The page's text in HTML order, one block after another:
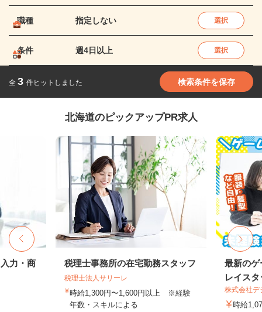
職種 指定しない 選択
条件 週4日以上 選択
全 3 件ヒットしました 検索条件を保存
北海道のピックアップPR求人
力・商 税理士事務所の在宅勤務スタッフ
税理士法人サリーレ
時給1,300円〜1,600円以上 ※経験
年数・スキルによる
最新のゲ
レイスタ
株式会社
時給